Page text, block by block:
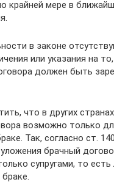
крайней мере в
в законе
или указания на
должен быть
что в других
возможно только
Так, согласно ст.
брачный
супругами, то